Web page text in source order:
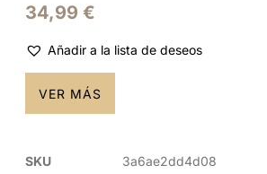
34,99 €
Añadir a la lista de deseos
VER MÁS
SKU
3a6ae2dd4d08